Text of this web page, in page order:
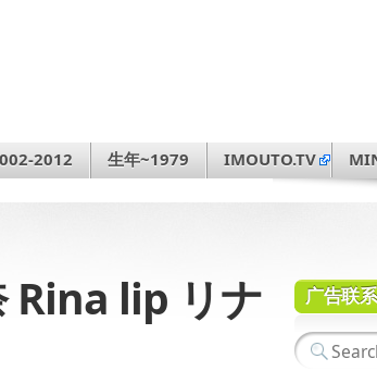
2012 生年~1979 IMOUTO.TV
Rina lip リナ 广告联